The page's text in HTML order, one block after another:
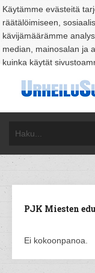
Käytämme evästeitä
räätälöimiseen,
kävijämäärämme
median, mainosalan ja
kuinka käytät
PJK Miesten
Ei kokoonpanoa.